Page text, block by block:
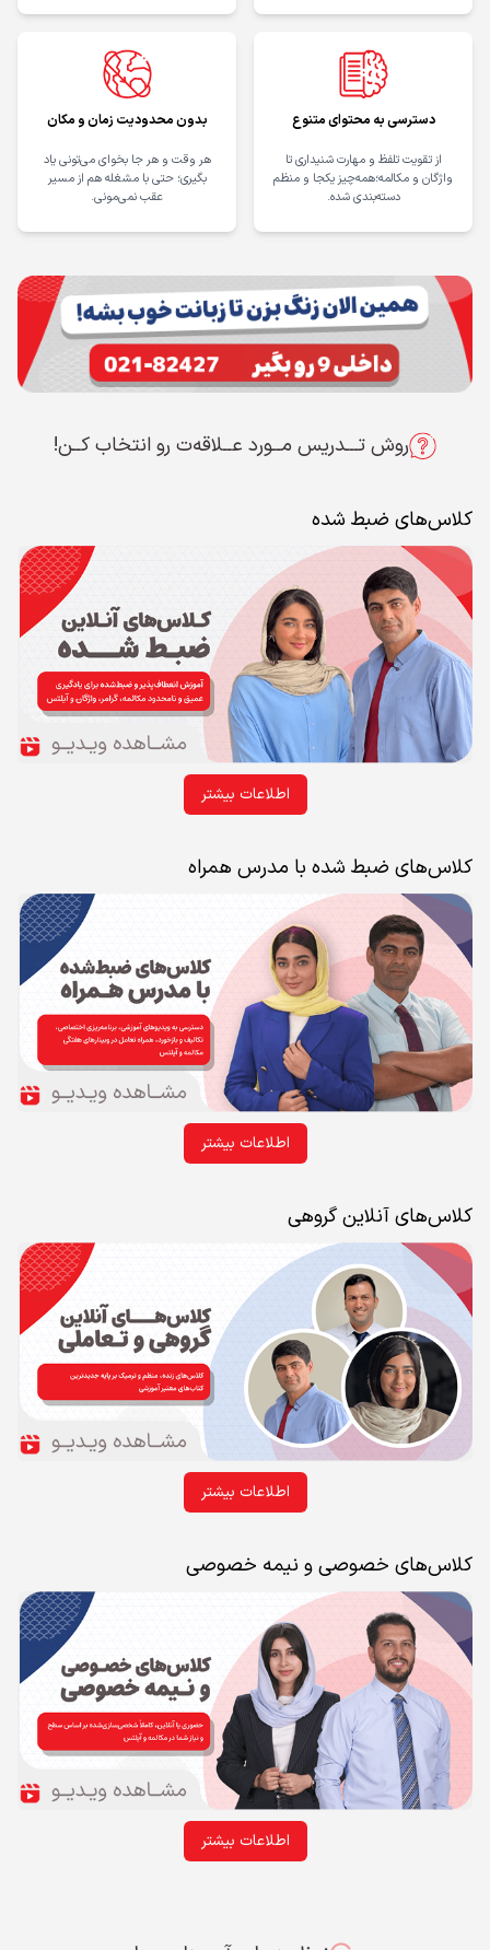
دسترسی به محتوای متنوع
از تقویت تلفظ و مهارت شنیداری تا
واژگان و مکالمه؛همه‌چیز یکجا و منظم
دسته‌بندی شده.
بدون محدودیت زمان و مکان
هر وقت و هر جا بخوای می‌تونی یاد
بگیری؛ حتی با مشغله هم از مسیر
عقب نمی‌مونی.
روش تـــدریس مــورد عــلاقه‌ت رو انتخاب کــن!
کلاس‌های ضبط شده
اطلاعات بیشتر
کلاس‌های ضبط شده با مدرس همراه
اطلاعات بیشتر
کلاس‌های آنلاین گروهی
اطلاعات بیشتر
کلاس‌های خصوصی و نیمه خصوصی
اطلاعات بیشتر